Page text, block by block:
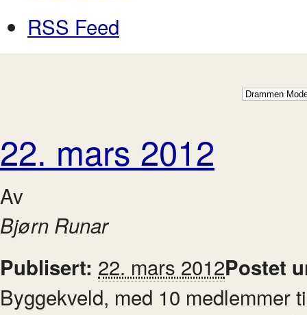
RSS Feed
22. mars 2012
Av
Bjørn Runar
Publisert: 22. mars 2012Postet
Byggekveld, med 10 medlemmer